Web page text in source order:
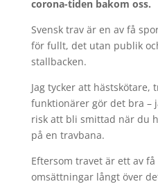
corona-tiden bakom oss.
Svensk trav är en av få
för fullt, det utan publik
stallbacken.
Jag tycker att hästskötare,
funktionärer gör det bra –
risk att bli smittad när du
på en travbana.
Eftersom travet är ett av
omsättningar långt över